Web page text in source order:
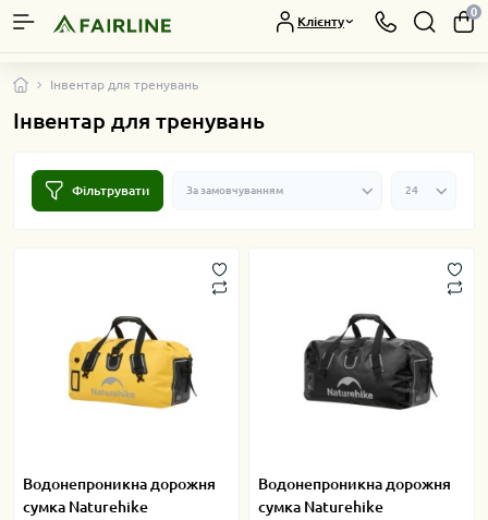
Клієнту
0
Інвентар для тренувань
Інвентар для тренувань
Фільтрувати
Водонепроникна дорожня
сумка Naturehike
Водонепроникна дорожня
сумка Naturehike